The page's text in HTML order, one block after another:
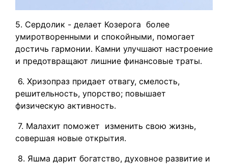
5. Сердолик - делает Козерога более
умиротворенными и спокойными, помогает
достичь гармонии. Камни улучшают настроение
и предотвращают лишние финансовые траты.
6. Хризопраз придает отвагу, смелость,
решительность, упорство; повышает
физическую активность.
7. Малахит поможет изменить свою жизнь,
совершая новые открытия.
8. Яшма дарит богатство, духовное развитие и